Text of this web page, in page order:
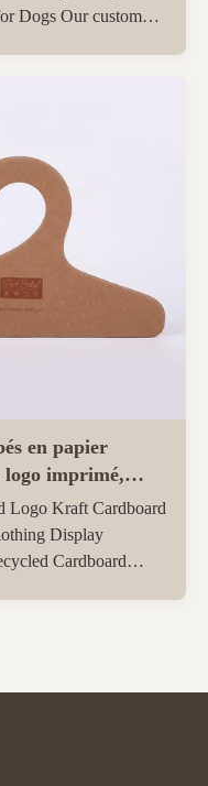
Dogs Our custom
en papier
logo imprimé,
kraft pour
Logo Kraft Cardboard
Display
Cardboard
with ...